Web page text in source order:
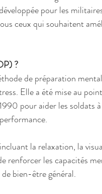
pour les
ceux qui souhaitent
?
de préparation
Elle a été mise au
pour aider les soldats
la relaxation, la
renforcer les capacités
bien-être général.